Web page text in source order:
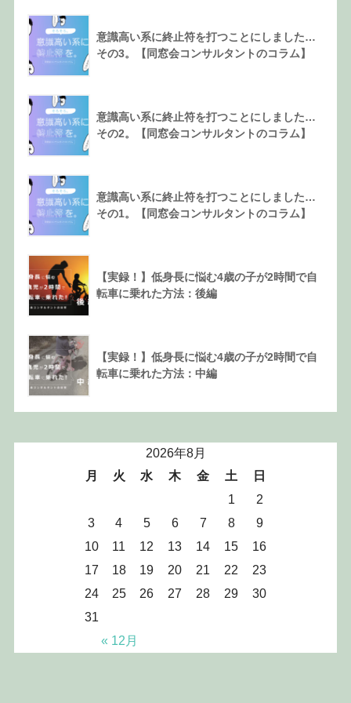
意識高い系に終止符を打つことにしました…
その3。【同窓会コンサルタントのコラム】
意識高い系に終止符を打つことにしました…
その2。【同窓会コンサルタントのコラム】
意識高い系に終止符を打つことにしました…
その1。【同窓会コンサルタントのコラム】
【実録！】低身長に悩む4歳の子が2時間で自
転車に乗れた方法：後編
【実録！】低身長に悩む4歳の子が2時間で自
転車に乗れた方法：中編
2026年8月
月
火 水 木 金 土 日
« 12月
1
2
3
4 5 6 7 8
9
10
11 12 13 14 15
16
17
18 19 20 21 22
23
24
25 26 27 28 29
30
31